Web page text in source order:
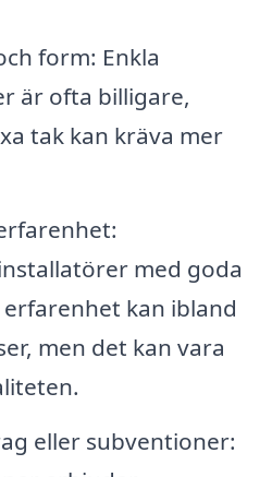
form: Enkla
är ofta billigare,
tak kan kräva mer
med goda
kan ibland
men det kan vara
eller subventioner: